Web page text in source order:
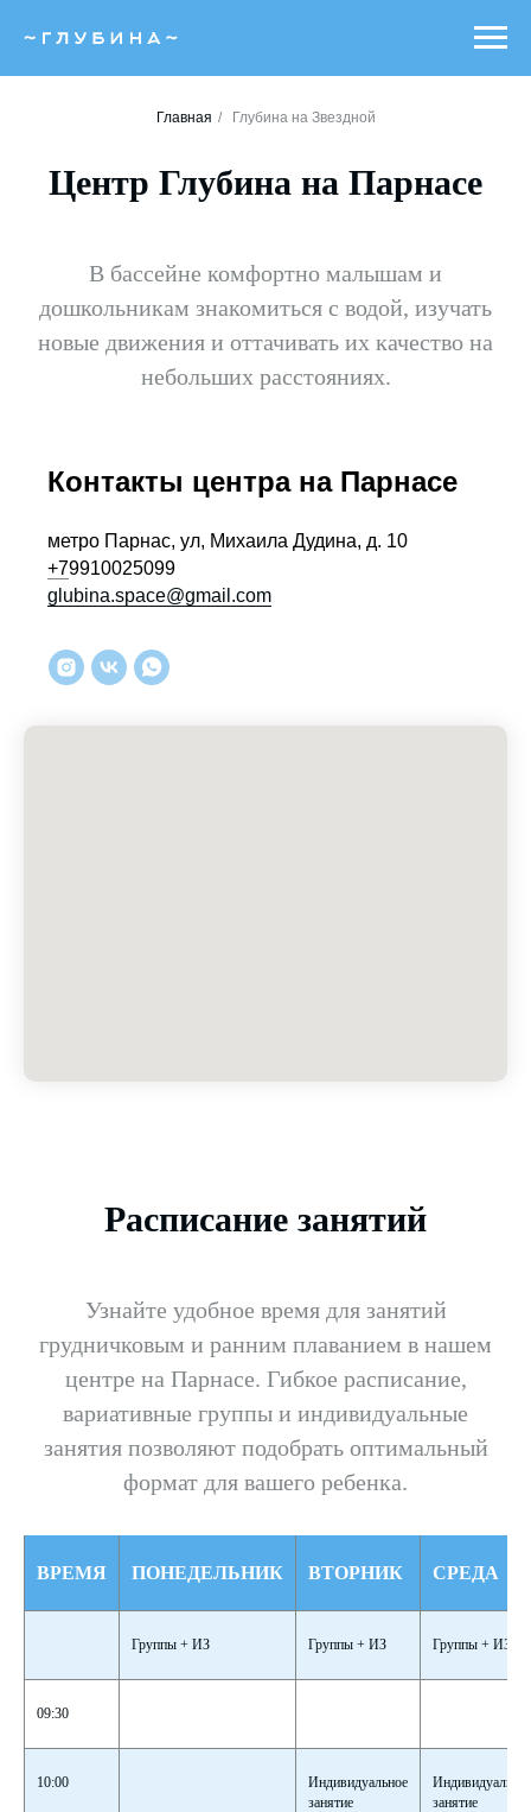
Главная / Глубина на Звездной
Центр Глубина на Парнасе
В бассейне комфортно малышам и
дошкольникам знакомиться с водой, изучать
новые движения и оттачивать их качество на
небольших расстояниях.
Контакты центра на Парнасе
метро Парнас, ул, Михаила Дудина, д. 10
+79910025099
glubina.space@gmail.com
Расписание занятий
Узнайте удобное время для занятий
грудничковым и ранним плаванием в нашем
центре на Парнасе. Гибкое расписание,
вариативные группы и индивидуальные
занятия позволяют подобрать оптимальный
формат для вашего ребенка.
ВРЕМЯ ПОНЕДЕЛЬНИК ВТОРНИК СРЕДА
Группы + ИЗ Группы + ИЗ Группы + ИЗ
09:30
10:00
Индивидуальное
занятие
Индивидуальное
занятие